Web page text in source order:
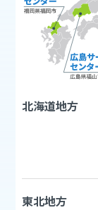
北海道地方
東北地方